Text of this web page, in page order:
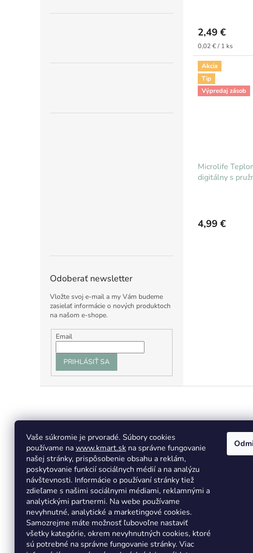
Vaše súkromie je prvoradé. Súbory cookies
používame nawww.kmart.sk na správne fungovanie
našej stránky, prispôsobenie obsahu a reklám,
poskytovanie funkcií sociálnych médií a na analýzu
návštevnosti. Informácie o používaní stránky tiež
zdieľame s našimi sociálnymi médiami, reklamnými a
analytickými partnermi. Na webe používame
nevyhnutné, analytické a marketingové cookies.
Samozrejme máte možnosť ľubovoľne nastaviť
všetky kategórie, okrem nevyhnutných cookies, ktoré
sú potrebné na správne fungovanie stránky. Viac
Odoberať newsletter
Vložte svoj e-mail a my Vám budeme
zasielať informácie o nových produktoch
na našom e-shope.
Email
PRIHLÁSIŤ SA
2,49 €
Jednotková
cena:
0,02 € / 1 ks
Akcia
Tip
Výpredaj zásob
Microlife
digitálny s
4,99 €
Facebook